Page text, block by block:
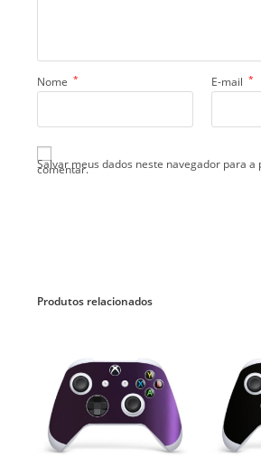
Nome * E-mail *
Salvar meus dados neste navegador para a
comentar.
Produtos relacionados